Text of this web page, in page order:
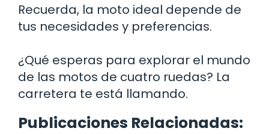
Recuerda, la moto ideal depende de
tus necesidades y preferencias.
¿Qué esperas para explorar el mundo
de las motos de cuatro ruedas? La
carretera te está llamando.
Publicaciones Relacionadas: